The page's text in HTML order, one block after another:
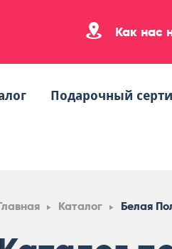
Как нас
Подарочный
Каталог Белая